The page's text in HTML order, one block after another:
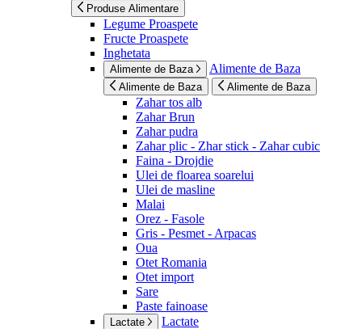
Produse Alimentare
Legume Proaspete
Fructe Proaspete
Inghetata
Alimente de Baza Alimente de Baza
Alimente de Baza Alimente de Baza
Zahar tos alb
Zahar Brun
Zahar pudra
Zahar plic - Zhar stick - Zahar cubic
Faina - Drojdie
Ulei de floarea soarelui
Ulei de masline
Malai
Orez - Fasole
Gris - Pesmet - Arpacas
Oua
Otet Romania
Otet import
Sare
Paste fainoase
Lactate Lactate